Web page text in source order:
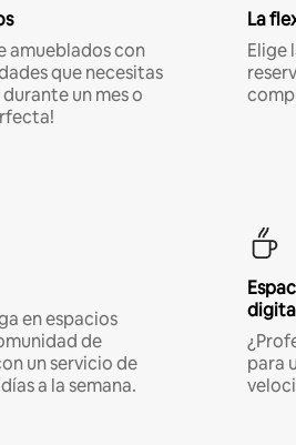
con
que necesitas
un mes o
La
Elige
en espacios
de
un servicio de
a la semana.
para